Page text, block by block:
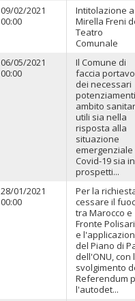
09/02/2021
00:00
Intitolazione a
Mirella Freni
Teatro
Comunale
06/05/2021
00:00
Il Comune di
faccia
dei necessari
ambito
utili sia nella
risposta alla
situazione
emergenziale
Covid-19 sia in
prospetti...
28/01/2021
00:00
Per la
cessare il
tra Marocco e
Fronte
e
del Piano di
dell'ONU, con
svolgimento
Referendum
l'autodet...